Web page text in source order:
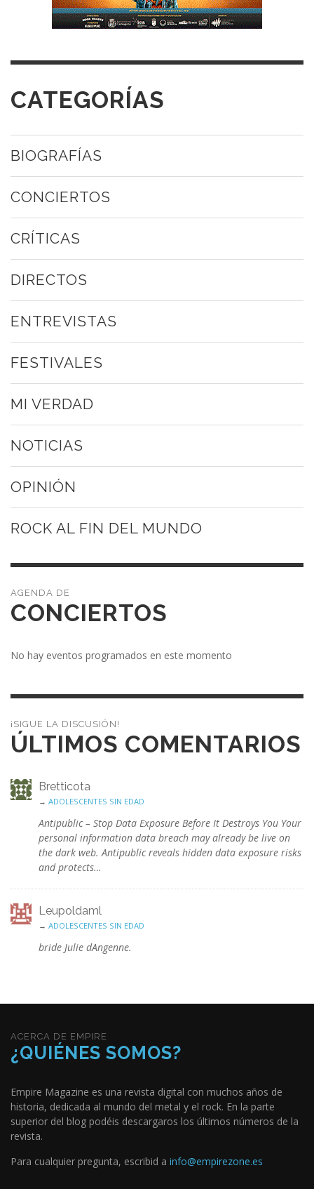
CATEGORÍAS
BIOGRAFÍAS
CONCIERTOS
CRÍTICAS
DIRECTOS
ENTREVISTAS
FESTIVALES
MI VERDAD
NOTICIAS
OPINIÓN
ROCK AL FIN DEL MUNDO
CONCIERTOS
No hay eventos programados en este momento
¡SIGUE LA DISCUSIÓN!
ÚLTIMOS COMENTARIOS
Bretticota
→ ADOLESCENTES SIN EDAD
Antipublic – Stop Data Exposure Before It Destroys You Your
personal information data breach may already be live on
the dark web. Antipublic reveals hidden data exposure risks
and protects…
Leupoldaml
→ ADOLESCENTES SIN EDAD
bride Julie dAngenne.
ACERCA DE EMPIRE
¿QUIÉNES SOMOS?
Empire Magazine es una revista digital con muchos años de
historia, dedicada al mundo del metal y el rock. En la parte
superior del blog podéis descargaros los últimos números de la
revista.
Para cualquier pregunta, escribid a info@empirezone.es